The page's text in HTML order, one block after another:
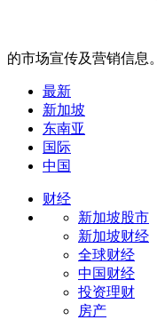
的市场宣传及营销信息。
最新
新加坡
东南亚
国际
中国
财经
新加坡股市
新加坡财经
全球财经
中国财经
投资理财
房产